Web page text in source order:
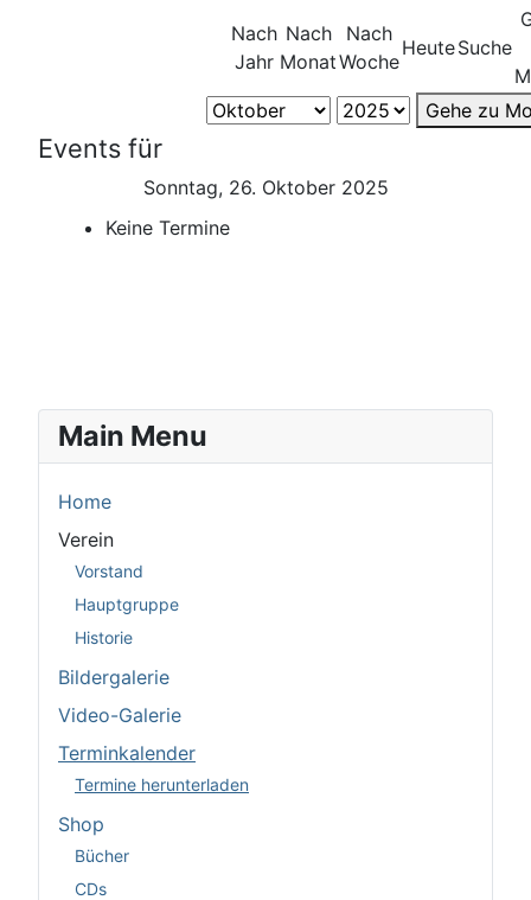
Nach
Jahr
Nach
Monat
Nach
Woche
HeuteSuche
Gehe zu
Events für
Sonntag, 26. Oktober 2025
Keine Termine
Main Menu
Home
Verein
Vorstand
Hauptgruppe
Historie
Bildergalerie
Video-Galerie
Terminkalender
Termine herunterladen
Shop
Bücher
CDs